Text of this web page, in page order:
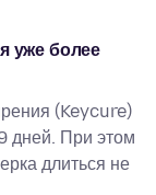
уже более
(Keycure)
дней. При этом
длиться не